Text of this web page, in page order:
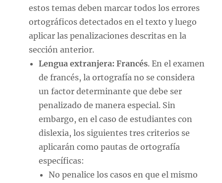
estos temas deben marcar todos los errores
ortográficos detectados en el texto y luego
aplicar las penalizaciones descritas en la
sección anterior.
Lengua extranjera: Francés. En el examen
de francés, la ortografía no se considera
un factor determinante que debe ser
penalizado de manera especial. Sin
embargo, en el caso de estudiantes con
dislexia, los siguientes tres criterios se
aplicarán como pautas de ortografía
específicas:
No penalice los casos en que el mismo